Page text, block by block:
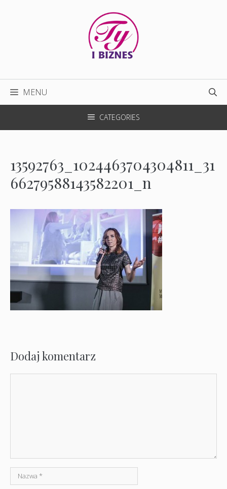
MENU
CATEGORIES
13592763_1024463704304811_31
66279588143582201_n
Dodaj komentarz
Nazwa